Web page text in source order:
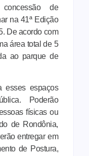
de
na 41ª Edição
De acordo com
área total de 5
ao parque de
esses espaços
Poderão
físicas ou
de Rondônia,
entregar em
de Postura,